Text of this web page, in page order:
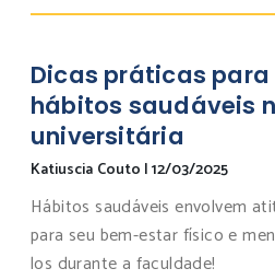
Dicas práticas
hábitos saudáveis
universitária
Katiuscia Couto |12/03/2025
Hábitos saudáveis envolvem
para seu bem-estar físico e
los durante a faculdade!